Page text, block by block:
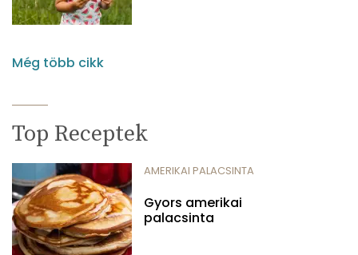
Még több cikk
Top Receptek
AMERIKAI PALACSINTA
Gyors amerikai
palacsinta